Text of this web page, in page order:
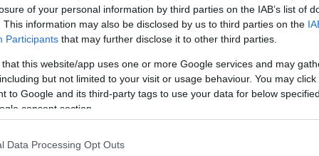
of your personal information by third parties on the IAB’s list of
This information may also be disclosed by us to third parties on the
Participants that may further disclose it to other third parties.
that this website/app uses one or more Google services and may
but not limited to your visit or usage behaviour. You may
to Google and its third-party tags to use your data for below
consent section.
Data Processing Opt Outs
κλάδο ειδών ένδυσης, ενώ η μεγαλύτερη
κλάδους εξόρυξης άνθρακα και λιγνίτη,
αερίου, υποστηρικτικών
πλήθος των εργάσιμων ημερών Γενικού
μήνα Νοέμβριο 2021, σε σύγκριση με τον